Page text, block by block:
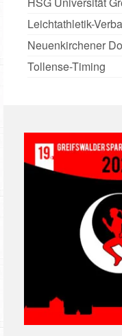
Leichtathletik-
Neuenkirchener
Tollense-Timing